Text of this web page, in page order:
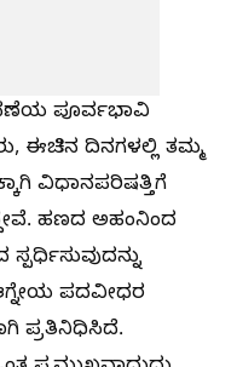
ಪೂರ್ವಭಾವಿ
ಈಚಿನ ದಿನಗಳಲ್ಲಿ ತಮ್ಮ
ವಿಧಾನಪರಿಷತ್ತಿಗೆ
ಹಣದ ಅಹಂನಿಂದ
ಪದವೀಧರ
ಪ್ರತಿನಿಧಿಸಿದೆ.